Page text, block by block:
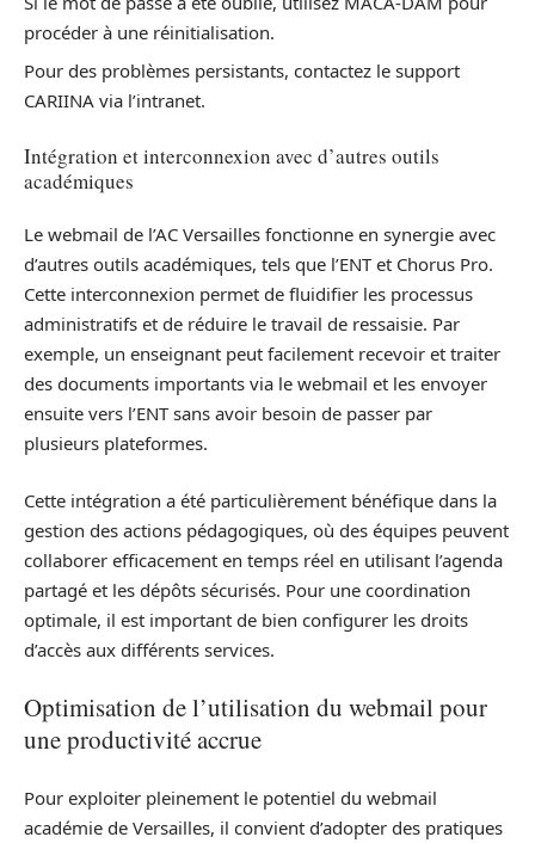
procéder à une réinitialisation.
Pour des problèmes persistants, contactez le support
CARIINA via l’intranet.
Intégration et interconnexion avec d’autres outils
académiques
Le webmail de l’AC Versailles fonctionne en synergie avec
d’autres outils académiques, tels que l’ENT et Chorus Pro.
Cette interconnexion permet de fluidifier les processus
administratifs et de réduire le travail de ressaisie. Par
exemple, un enseignant peut facilement recevoir et traiter
des documents importants via le webmail et les envoyer
ensuite vers l’ENT sans avoir besoin de passer par
plusieurs plateformes.
Cette intégration a été particulièrement bénéfique dans la
gestion des actions pédagogiques, où des équipes peuvent
collaborer efficacement en temps réel en utilisant l’agenda
partagé et les dépôts sécurisés. Pour une coordination
optimale, il est important de bien configurer les droits
d’accès aux différents services.
Optimisation de l’utilisation du webmail pour
une productivité accrue
Pour exploiter pleinement le potentiel du webmail
académie de Versailles, il convient d’adopter des pratiques